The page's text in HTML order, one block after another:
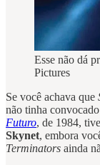
Esse não dá
Pictures
Se você achava que
não tinha
Futuro, de 1984,
Skynet, embora
Terminators ainda